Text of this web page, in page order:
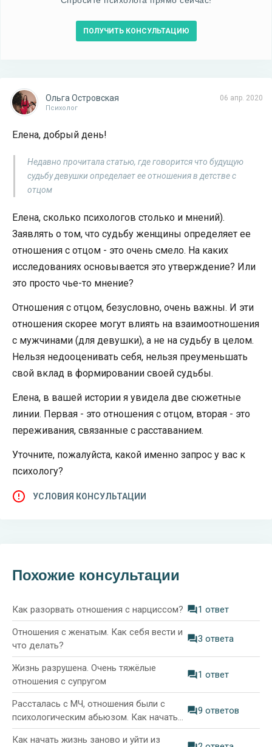
ПОЛУЧИТЬ КОНСУЛЬТАЦИЮ
06 апр. 2020
Ольга Островская
Психолог
Елена, добрый день!
Недавно прочитала статью, где говорится что будущую
судьбу девушки определает ее отношения в детстве с
отцом
Елена, сколько психологов столько и мнений).
Заявлять о том, что судьбу женщины определяет ее
отношения с отцом - это очень смело. На каких
исследованиях основывается это утверждение? Или
это просто чье-то мнение?
Отношения с отцом, безусловно, очень важны. И эти
отношения скорее могут влиять на взаимоотношения
с мужчинами (для девушки), а не на судьбу в целом.
Нельзя недооценивать себя, нельзя преуменьшать
свой вклад в формировании своей судьбы.
Елена, в вашей истории я увидела две сюжетные
линии. Первая - это отношения с отцом, вторая - это
переживания, связанные с расставанием.
Уточните, пожалуйста, какой именно запрос у вас к
психологу?
УСЛОВИЯ КОНСУЛЬТАЦИИ
Похожие консультации
Как разорвать отношения с нарциссом? 1 ответ
Отношения с женатым. Как себя вести и
что делать?
3 ответа
Жизнь разрушена. Очень тяжёлые
отношения с супругом
1 ответ
Рассталась с МЧ, отношения были с
психологическим абьюзом. Как начать
новую жизнь?
9 ответов
Как начать жизнь заново и уйти из